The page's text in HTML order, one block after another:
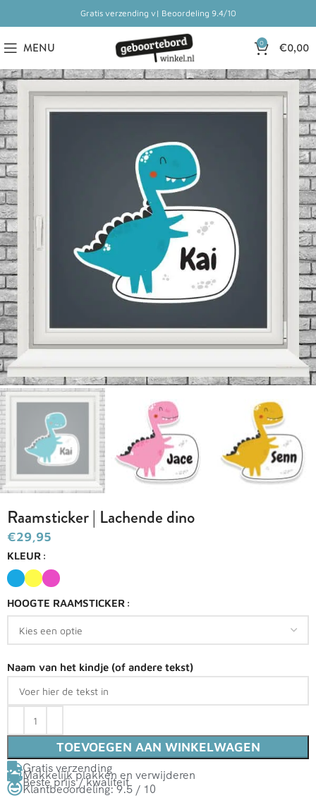
Gratis verzending v| Beoordeling 9.4/10
MENU 0 €0,00
Raamsticker | Lachende dino
€
KLEUR
HOOGTE RAAMSTICKER
Naam van het kindje (of andere tekst)
TOEVOEGEN AAN WINKELWAGEN
Gratis verzending
Makkelijk plakken en verwijderen
Beste prijs / kwaliteit
Klantbeoordeling: 9.5 / 10